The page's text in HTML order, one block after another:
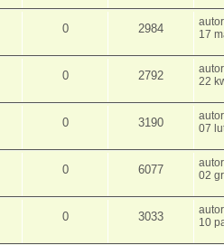
0 2984
17
0 2792
22
0 3190
07
0 6077
02
0 3033
10